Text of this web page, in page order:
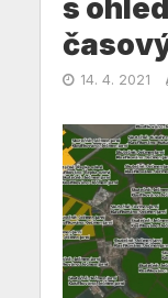
s
14. 4. 2021